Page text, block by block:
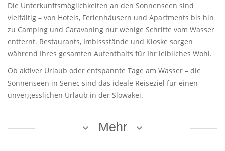
Die Unterkunftsmöglichkeiten an den Sonnenseen sind
vielfältig – von Hotels, Ferienhäusern und Apartments bis hin
zu Camping und Caravaning nur wenige Schritte vom Wasser
entfernt. Restaurants, Imbissstände und Kioske sorgen
während Ihres gesamten Aufenthalts für Ihr leibliches Wohl.
Ob aktiver Urlaub oder entspannte Tage am Wasser – die
Sonnenseen in Senec sind das ideale Reiseziel für einen
unvergesslichen Urlaub in der Slowakei.
Mehr